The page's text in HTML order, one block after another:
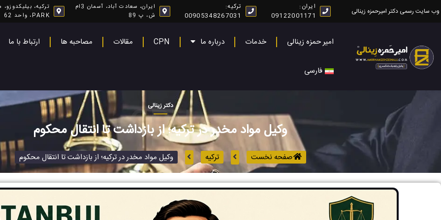
به
وب سایت رسمی دکتر امیرحمزه زینالی
ایران:
09122001171
ترکیه:
00905348267031
ایران، سعادت آباد، آسمان 3ام
ش، پ 89
PARK، واحد 62
امیر حمزه زینالی خدمات درباره ما CPN مقالات مصاحبه ها ارتباط با ما
فارسی
CPN
دکتر زینالی
وکیل مواد مخدر در ترکیه؛ از بازداشت تا انتقال محکوم
صفحه نخست ترکیه وکیل مواد مخدر در ترکیه؛ از بازداشت تا انتقال محکوم